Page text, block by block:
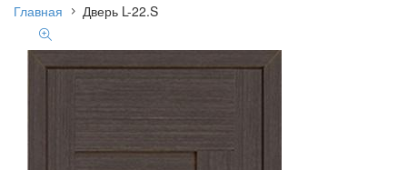
Главная Дверь L-22.S